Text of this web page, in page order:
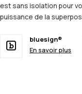
est sans isolation pour
puissance de la
bluesign®
En savoir plus